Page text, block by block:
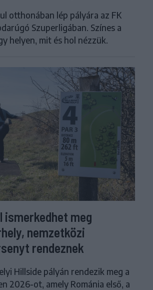
otthonában lép pályára az FK
Szuperligában. Színes a
helyen, mit és hol nézzük.
ismerkedhet meg
nemzetközi
rendeznek
Hillside pályán rendezik meg a
2026-ot, amely Románia első, a